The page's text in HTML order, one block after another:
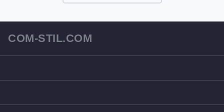
COM-STIL.COM